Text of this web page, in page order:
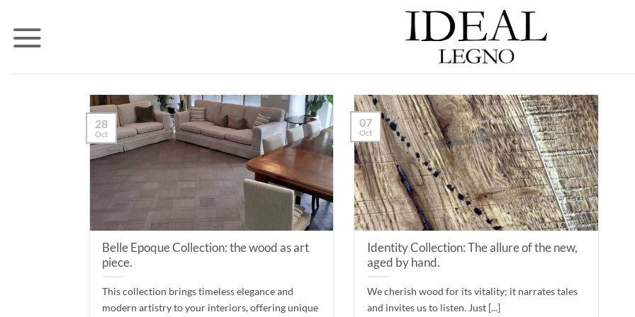
content
Belle Epoque Collection: the wood as art
piece.
This collection brings timeless elegance and
modern artistry to your interiors, offering unique
28
Oct
Identity Collection: The allure of the new,
aged by hand.
We cherish wood for its vitality; it narrates tales
and invites us to listen. Just [...]
07
Oct